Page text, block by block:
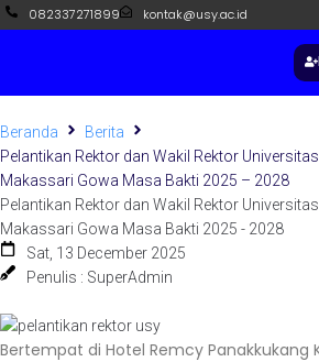
082337271899 kontak@usy.ac.id
Beranda
Berita
Pelantikan Rektor dan Wakil Rektor
Makassari Gowa Masa Bakti 2025 – 2028
Pelantikan Rektor dan Wakil Rektor
Makassari Gowa Masa Bakti 2025 - 2028
Sat, 13 December 2025
Penulis : SuperAdmin
Bertempat di Hotel Remcy Panakkukang